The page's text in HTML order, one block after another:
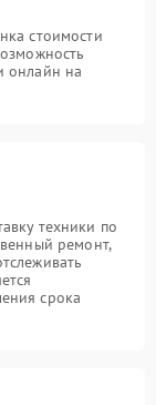
стоимости
онлайн на
техники по
ремонт,
срока